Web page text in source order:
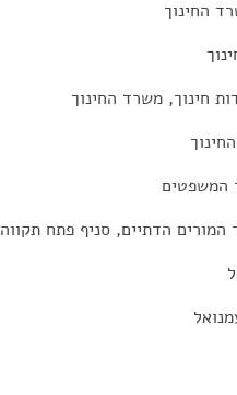
החינוך
חינוך, משרד החינוך
המשפטים
הדתיים, סניף פתח תקווה